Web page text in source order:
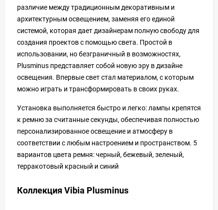
различие между традиционным декоративным и
архитектурным освещением, заменяя его единой
системой, которая дает дизайнерам полную свободу для
создания проектов с помощью света. Простой в
использовании, но безграничный в возможностях,
Plusminus представляет собой новую эру в дизайне
освещения. Впервые свет стал материалом, с которым
можно играть и трансформировать в своих руках.
Установка выполняется быстро и легко: лампы крепятся
к ремню за считанные секунды, обеспечивая полностью
персонализированное освещение и атмосферу в
соответствии с любым настроением и пространством. 5
вариантов цвета ремня: черный, бежевый, зеленый,
терракотовый красный и синий
Коллекция Vibia Plusminus